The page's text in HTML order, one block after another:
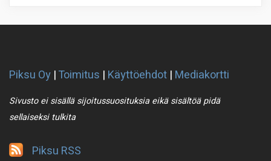
Piksu Oy |Toimitus | Käyttöehdot | Mediakortti
Sivusto ei sisällä sijoitussuosituksia eikä sisältöä pidä
sellaiseksi tulkita
Piksu RSS